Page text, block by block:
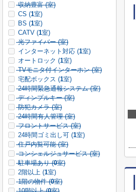
収納豊富 (室)
CS (1室)
BS (1室)
CATV (1室)
光ファイバー (室)
インターネット対応 (1室)
オートロック (1室)
TVモニタ付インターホン (室)
宅配ボックス (1室)
24時間緊急通報システム (室)
ディンプルキー (室)
防犯カメラ (室)
24時間有人管理 (室)
フロントサービス (室)
24時間ゴミ出し可 (1室)
住戸内覧可能 (室)
コンシェルジュサービス (室)
駐車場あり (0室)
2階以上 (1室)
1階の物件 (0室)